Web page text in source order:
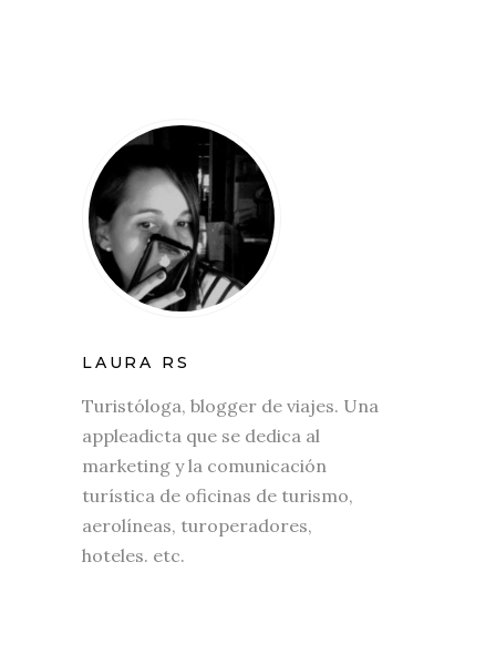
LAURA RS
Turistóloga, blogger de viajes. Una
appleadicta que se dedica al
marketing y la comunicación
turística de oficinas de turismo,
aerolíneas, turoperadores,
hoteles. etc.